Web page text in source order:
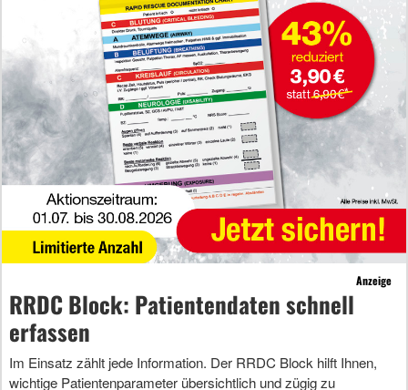
Anzeige
RRDC Block: Patientendaten schnell
erfassen
Im Einsatz zählt jede Information. Der RRDC Block hilft Ihnen,
wichtige Patientenparameter übersichtlich und zügig zu